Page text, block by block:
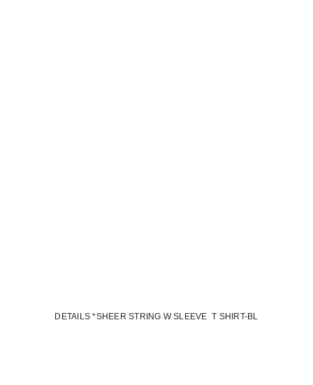
DETAILS *SHEER STRING W SLEEVE T SHIRT-BL